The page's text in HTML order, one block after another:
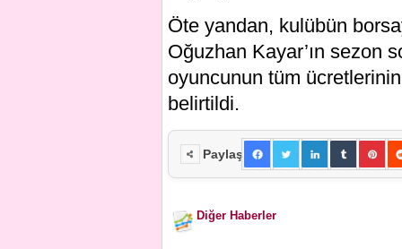
Öte yandan, kulübün
Oğuzhan Kayar’ın sezon
oyuncunun tüm
belirtildi.
Paylaş
Diğer Haberler